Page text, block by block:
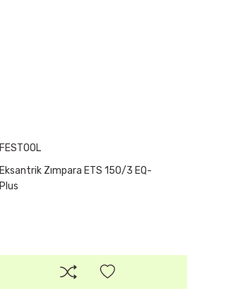
FESTOOL
Eksantrik Zımpara ETS 150/3 EQ-
Plus